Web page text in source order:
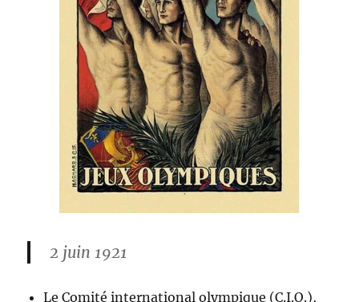
2 juin 1921
Le Comité international olympique (C.I.O.),